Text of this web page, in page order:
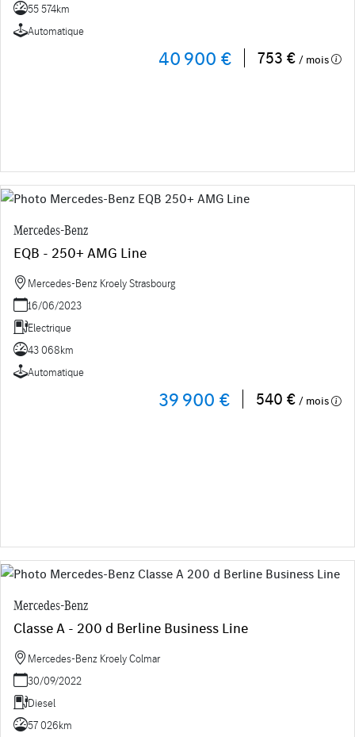
55 574km
Automatique
40 900 € 753 € / mois
Mercedes-Benz
EQB - 250+ AMG Line
Mercedes-Benz Kroely Strasbourg
16/06/2023
Electrique
43 068km
Automatique
39 900 € 540 € / mois
Mercedes-Benz
Classe A - 200 d Berline Business Line
Mercedes-Benz Kroely Colmar
30/09/2022
Diesel
57 026km